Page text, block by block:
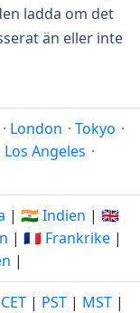
ladda om det
än eller inte
· London · Tokyo ·
Los Angeles ·
| 🇮🇳 Indien | 🇬🇧
| 🇫🇷 Frankrike |
|
CET | PST | MST |